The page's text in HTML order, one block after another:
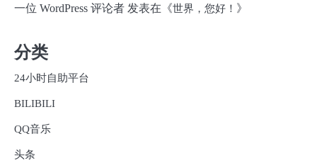
一位 WordPress 评论者 发表在《世界，您好！ 》
分类
24小时自助平台
BILIBILI
QQ音乐
头条